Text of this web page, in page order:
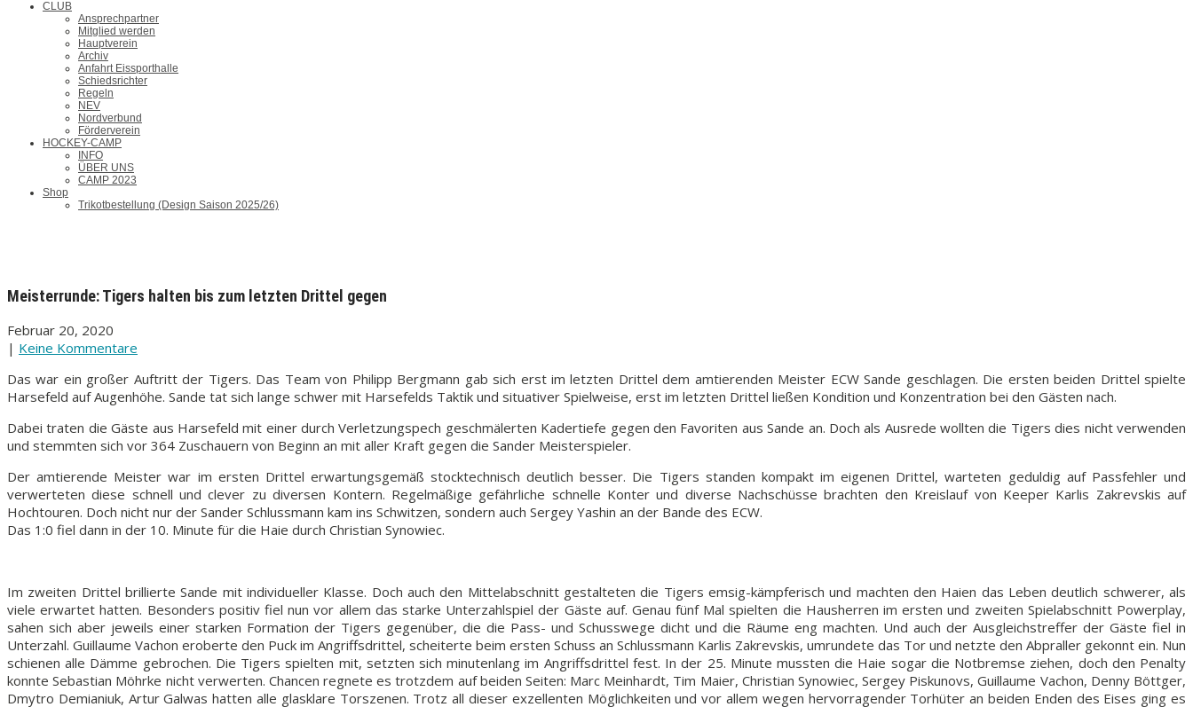
CLUB
Ansprechpartner
Mitglied werden
Hauptverein
Archiv
Anfahrt Eissporthalle
Schiedsrichter
Regeln
NEV
Nordverbund
Förderverein
HOCKEY-CAMP
INFO
ÜBER UNS
CAMP 2023
Shop
Trikotbestellung (Design Saison 2025/26)
Meisterrunde: Tigers halten bis zum letzten Drittel gegen
Februar 20, 2020
| Keine Kommentare
Das war ein großer Auftritt der Tigers. Das Team von Philipp Bergmann gab sich erst im letzten Drittel dem amtierenden Meister ECW Sande geschlagen. Die ersten beiden Drittel spielte
Harsefeld auf Augenhöhe. Sande tat sich lange schwer mit Harsefelds Taktik und situativer Spielweise, erst im letzten Drittel ließen Kondition und Konzentration bei den Gästen nach.
Dabei traten die Gäste aus Harsefeld mit einer durch Verletzungspech geschmälerten Kadertiefe gegen den Favoriten aus Sande an. Doch als Ausrede wollten die Tigers dies nicht verwenden
und stemmten sich vor 364 Zuschauern von Beginn an mit aller Kraft gegen die Sander Meisterspieler.
Der amtierende Meister war im ersten Drittel erwartungsgemäß stocktechnisch deutlich besser. Die Tigers standen kompakt im eigenen Drittel, warteten geduldig auf Passfehler und
verwerteten diese schnell und clever zu diversen Kontern. Regelmäßige gefährliche schnelle Konter und diverse Nachschüsse brachten den Kreislauf von Keeper Karlis Zakrevskis auf
Hochtouren. Doch nicht nur der Sander Schlussmann kam ins Schwitzen, sondern auch Sergey Yashin an der Bande des ECW.
Das 1:0 fiel dann in der 10. Minute für die Haie durch Christian Synowiec.
Im zweiten Drittel brillierte Sande mit individueller Klasse. Doch auch den Mittelabschnitt gestalteten die Tigers emsig-kämpferisch und machten den Haien das Leben deutlich schwerer, als
viele erwartet hatten. Besonders positiv fiel nun vor allem das starke Unterzahlspiel der Gäste auf. Genau fünf Mal spielten die Hausherren im ersten und zweiten Spielabschnitt Powerplay,
sahen sich aber jeweils einer starken Formation der Tigers gegenüber, die die Pass- und Schusswege dicht und die Räume eng machten. Und auch der Ausgleichstreffer der Gäste fiel in
Unterzahl. Guillaume Vachon eroberte den Puck im Angriffsdrittel, scheiterte beim ersten Schuss an Schlussmann Karlis Zakrevskis, umrundete das Tor und netzte den Abpraller gekonnt ein. Nun
schienen alle Dämme gebrochen. Die Tigers spielten mit, setzten sich minutenlang im Angriffsdrittel fest. In der 25. Minute mussten die Haie sogar die Notbremse ziehen, doch den Penalty
konnte Sebastian Möhrke nicht verwerten. Chancen regnete es trotzdem auf beiden Seiten: Marc Meinhardt, Tim Maier, Christian Synowiec, Sergey Piskunovs, Guillaume Vachon, Denny Böttger,
Dmytro Demianiuk, Artur Galwas hatten alle glasklare Torszenen. Trotz all dieser exzellenten Möglichkeiten und vor allem wegen hervorragender Torhüter an beiden Enden des Eises ging es